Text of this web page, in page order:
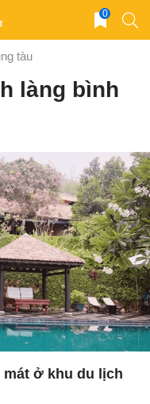
0
tàu
làng bình
ở khu du lịch